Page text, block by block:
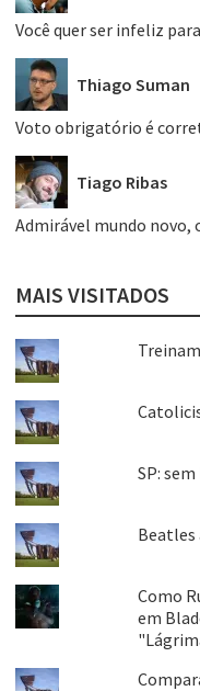
Você quer ser infeliz
Thiago Suman
Voto obrigatório é
Tiago Ribas
Admirável mundo novo,
MAIS VISITADOS
SP:
Beatles
Como
em